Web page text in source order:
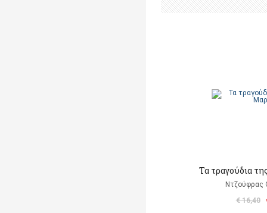
Τα τραγούδια
Ντζούφρας
€ 16,40